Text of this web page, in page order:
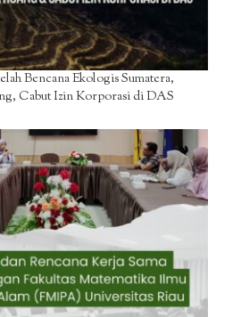
Bencana Ekologis Sumatera,
Cabut Izin Korporasi di DAS